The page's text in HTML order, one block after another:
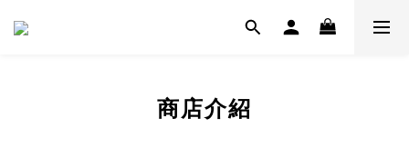
商店介紹